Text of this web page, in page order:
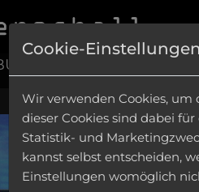
Cookie-Einstellungen
Wir verwenden Cookies, um
dieser Cookies sind dabei
Statistik- und
kannst selbst entscheiden,
Einstellungen womöglich